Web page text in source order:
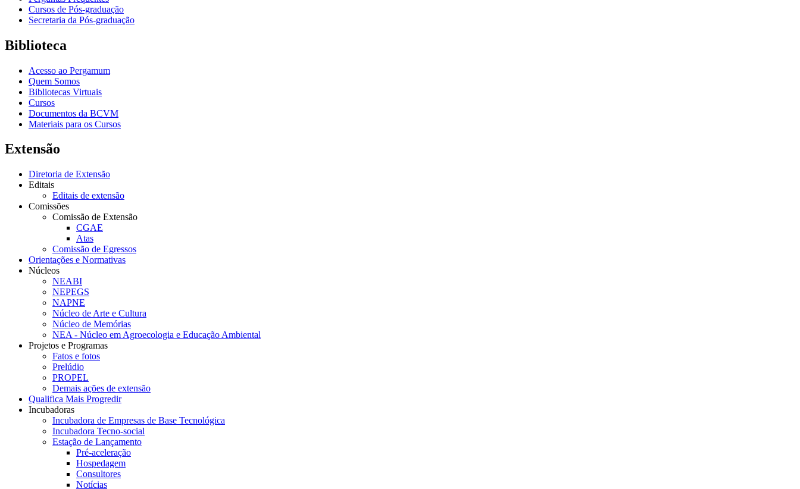
Cursos de Pós-graduação
Secretaria da Pós-graduação
Biblioteca
Acesso ao Pergamum
Quem Somos
Bibliotecas Virtuais
Cursos
Documentos da BCVM
Materiais para os Cursos
Extensão
Diretoria de Extensão
Editais
Editais de extensão
Comissões
Comissão de Extensão
CGAE
Atas
Comissão de Egressos
Orientações e Normativas
Núcleos
NEABI
NEPEGS
NAPNE
Núcleo de Arte e Cultura
Núcleo de Memórias
NEA - Núcleo em Agroecologia e Educação Ambiental
Projetos e Programas
Fatos e fotos
Prelúdio
PROPEL
Demais ações de extensão
Qualifica Mais Progredir
Incubadoras
Incubadora de Empresas de Base Tecnológica
Incubadora Tecno-social
Estação de Lançamento
Pré-aceleração
Hospedagem
Consultores
Notícias